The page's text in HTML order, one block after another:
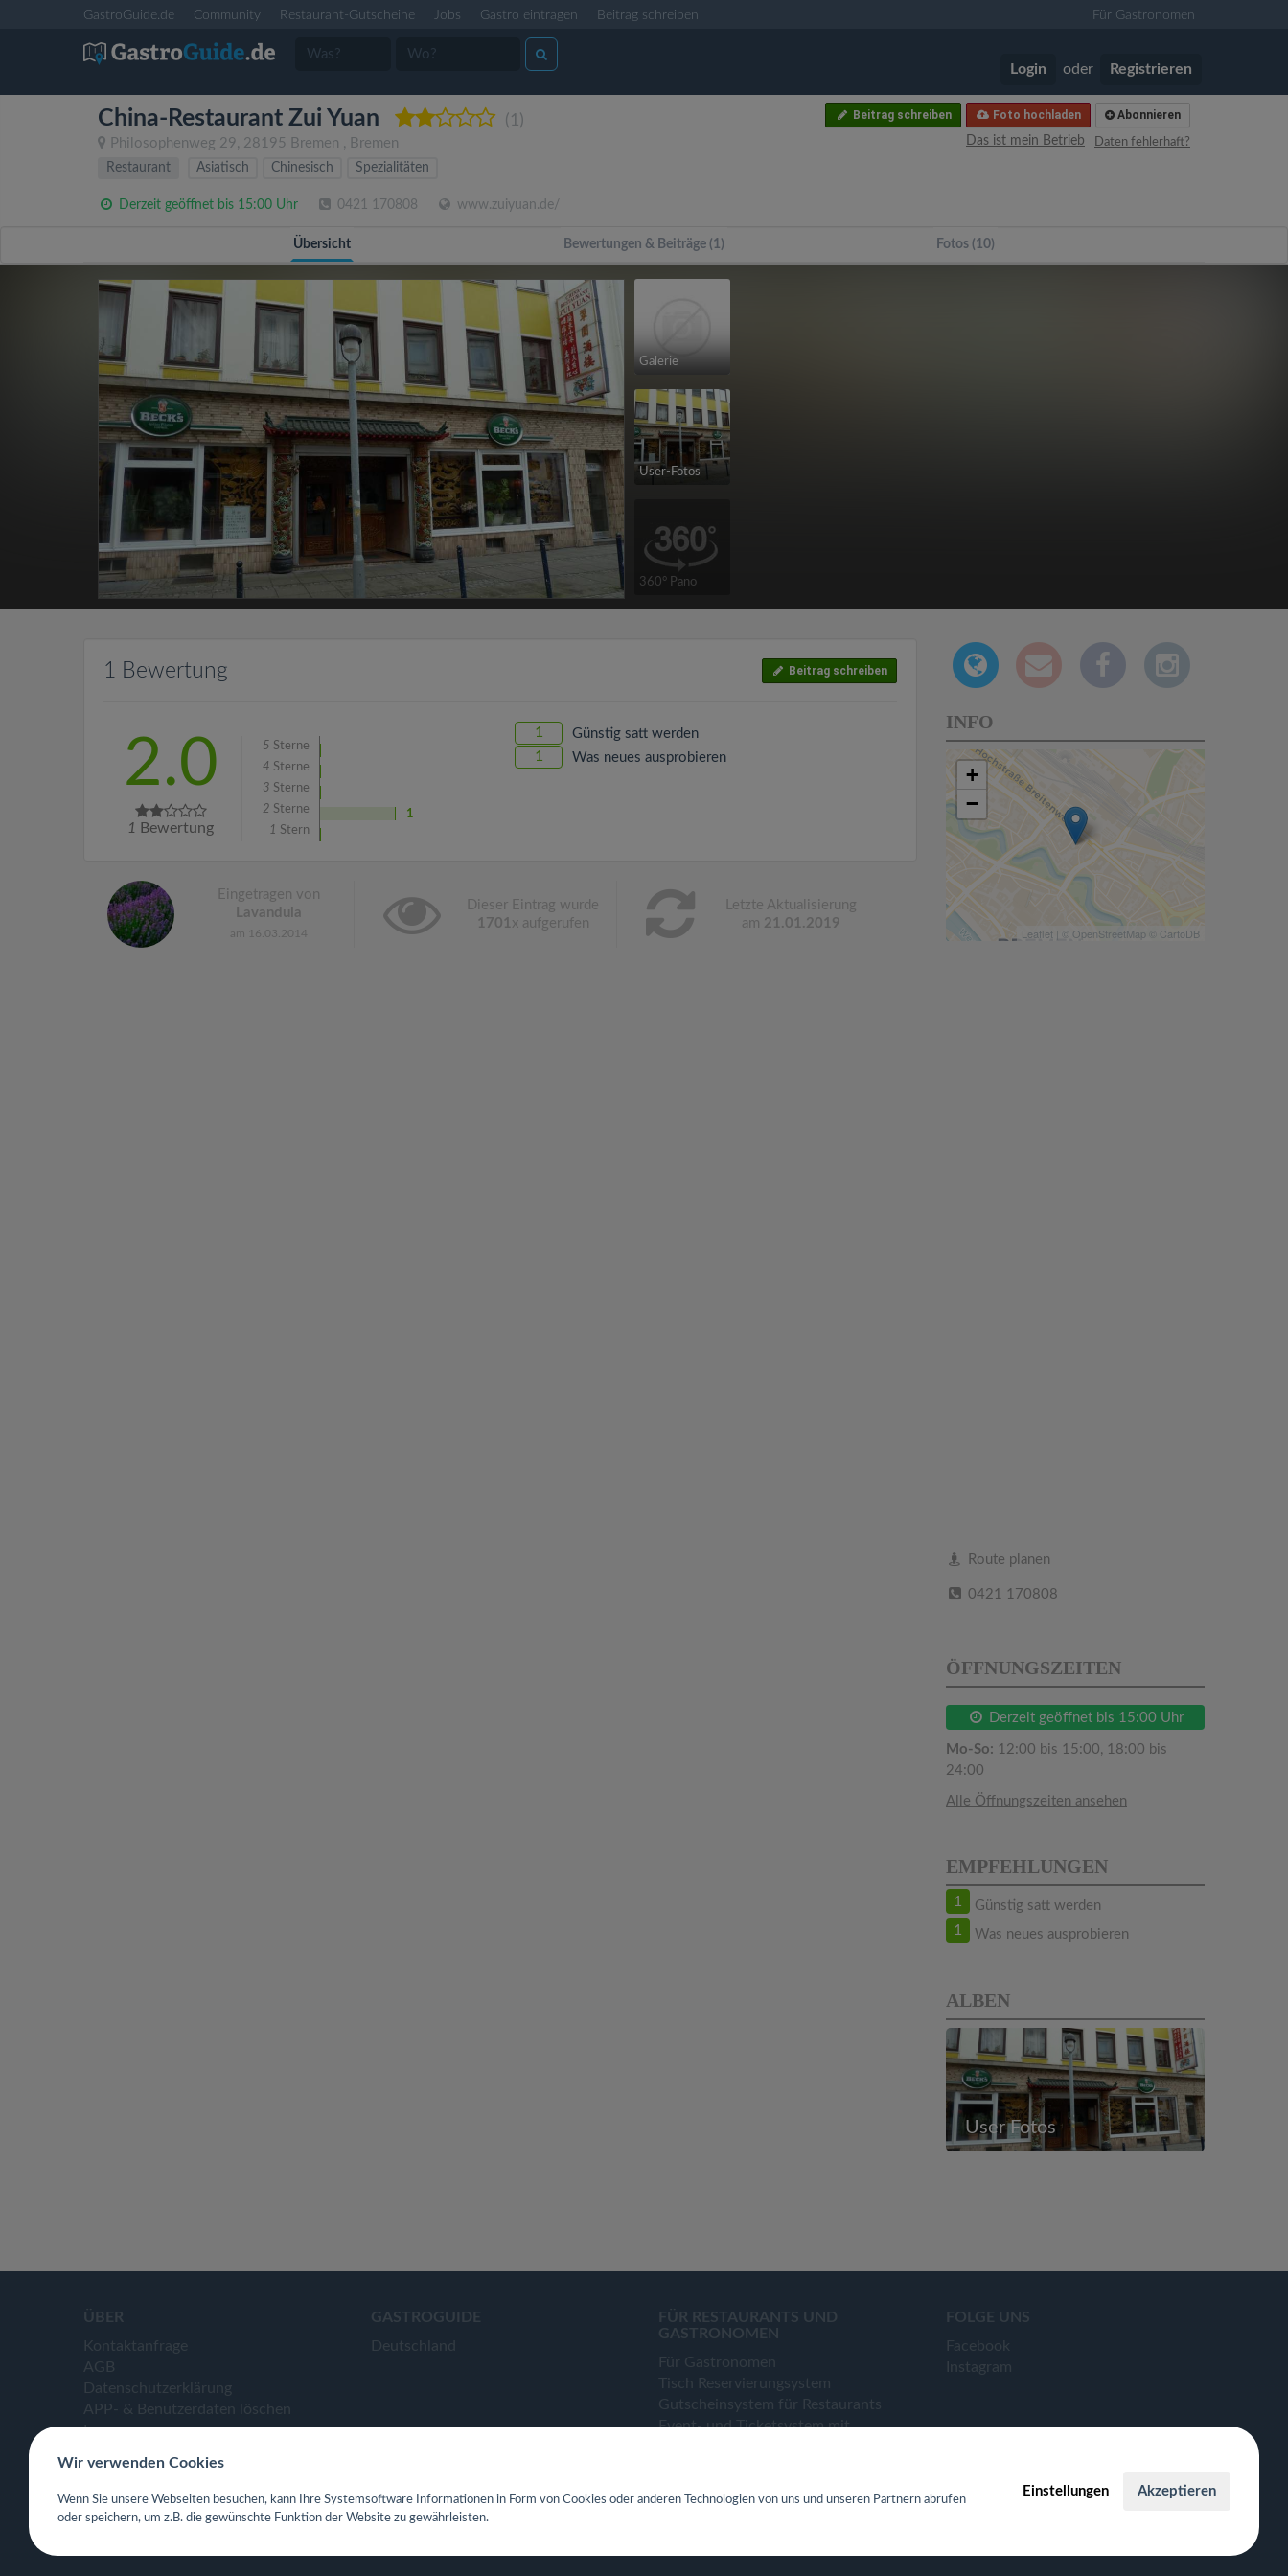
GastroGuide.de Community Restaurant-Gutscheine Jobs Gastro eintragen Beitrag schreiben Für Gastronomen
Login oder Registrieren
China-Restaurant Zui Yuan (1)
Philosophenweg 29, 28195 Bremen , Bremen
Abonnieren
Foto hochladen
Beitrag schreiben
Daten fehlerhaft?
Das ist mein Betrieb
Restaurant
Asiatisch Chinesisch Spezialitäten
Derzeit geöffnet bis 15:00 Uhr 0421 170808 www.zuiyuan.de/
Übersicht Bewertungen & Beiträge (1) Fotos (10)
Galerie
User-Fotos
360° Pano
1 Bewertung Beitrag schreiben
2.0
1 Bewertung
5 Sterne
4 Sterne
3 Sterne
2 Sterne
1
1 Stern
1 Günstig satt werden
1 Was neues ausprobieren
Eingetragen von
Lavandula
am 16.03.2014
Dieser Eintrag wurde
1701 x aufgerufen
Letzte Aktualisierung
am 21.01.2019
INFO
+
−
Leaflet | © OpenStreetMap © CartoDB
Route planen
0421 170808
ÖFFNUNGSZEITEN
Derzeit geöffnet bis 15:00 Uhr
Mo-So: 12:00 bis 15:00, 18:00 bis
24:00
Alle Öffnungszeiten ansehen
EMPFEHLUNGEN
1 Günstig satt werden
1 Was neues ausprobieren
ALBEN
User Fotos
ÜBER
Kontaktanfrage
AGB
Datenschutzerklärung
APP- & Benutzerdaten löschen
Impressum
GASTROGUIDE
Deutschland
FÜR RESTAURANTS UND
GASTRONOMEN
Für Gastronomen
Tisch Reservierungsystem
Gutscheinsystem für Restaurants
Event- und Ticketsystem mit
Webseiten für Restaurant
FOLGE UNS
Facebook
Instagram
Wir verwenden Cookies
Wenn Sie unsere Webseiten besuchen, kann Ihre Systemsoftware Informationen in Form von Cookies oder anderen Technologien von uns und unseren Partnern abrufen
oder speichern, um z.B. die gewünschte Funktion der Website zu gewährleisten.
Einstellungen Akzeptieren